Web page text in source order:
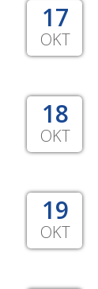
17
OKT
18
OKT
19
OKT